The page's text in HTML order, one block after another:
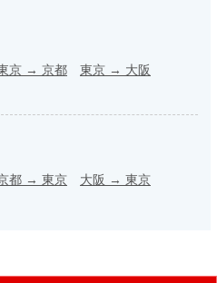
京 → 京都 東京 → 大阪
都 → 東京 大阪 → 東京